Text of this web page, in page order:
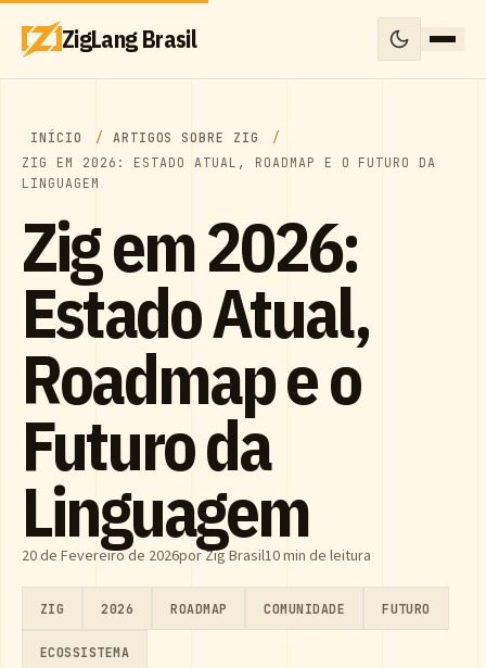
ZigLang Brasil
INÍCIO
ARTIGOS SOBRE ZIG
ZIG EM 2026: ESTADO ATUAL, ROADMAP E O FUTURO DA
LINGUAGEM
Zig em 2026:
Estado Atual,
Roadmap e o
Futuro da
Linguagem
20 de Fevereiro de 2026por Zig Brasil10 min de leitura
ZIG 2026 ROADMAP COMUNIDADE FUTURO
ECOSSISTEMA